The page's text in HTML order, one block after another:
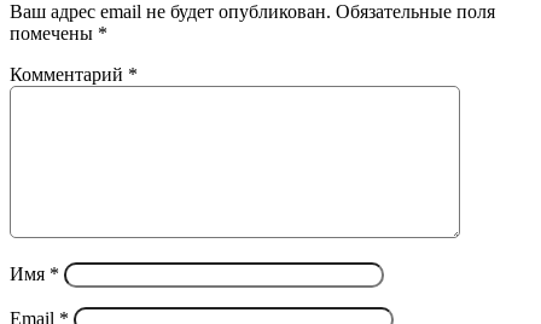
Ваш адрес email не будет опубликован. Обязательные поля
помечены *
Комментарий *
Имя *
Email *